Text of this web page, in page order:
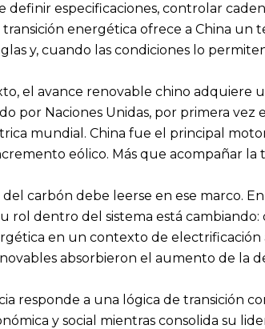
definir especificaciones, controlar
energética ofrece a China un
y, cuando las condiciones lo
el avance renovable chino adquiere
por Naciones Unidas, por primera
mundial. China fue el principal
eólico. Más que acompañar la
del carbón debe leerse en ese marco.
rol dentro del sistema está
en un contexto de electrificación
absorbieron el aumento de la
responde a una lógica de transición
y social mientras consolida su